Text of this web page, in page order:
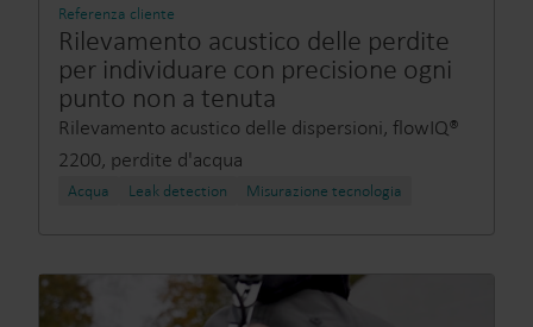
Referenza cliente
Rilevamento acustico delle perdite
per individuare con precisione ogni
punto non a tenuta
Rilevamento acustico delle dispersioni, flowIQ®
2200, perdite d'acqua
Acqua Leak detection Misurazione tecnologia